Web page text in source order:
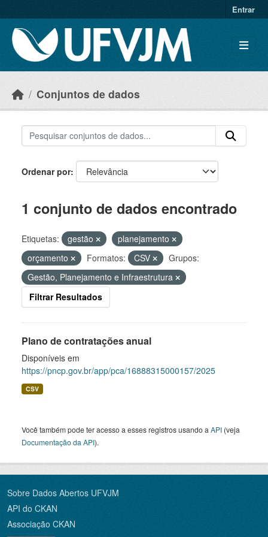
Entrar
Conjuntos de dados
Ordenar por
1 conjunto de dados encontrado
Etiquetas: gestão
planejamento
orçamento
Formatos: CSV
Grupos:
Gestão, Planejamento e Infraestrutura
Filtrar Resultados
Plano de contratações anual
Disponíveis em
https://pncp.gov.br/app/pca/16888315000157/2025
CSV
Você também pode ter acesso a esses registros usando a API (veja
Documentação da API).
Sobre Dados Abertos UFVJM
API do CKAN
Associação CKAN